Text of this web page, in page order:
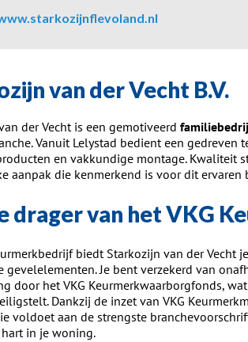
van der Vecht B.V.
der Vecht is een gemotiveerd
Vanuit Lelystad bedient een
en vakkundige montage. Kwaliteit
aanpak die kenmerkend is voor dit ervaren
drager van het VKG
biedt Starkozijn van der Vecht
gevelelementen. Je bent verzekerd van
door het VKG Keurmerkwaarborgfonds,
Dankzij de inzet van VKG
voldoet aan de strengste
in je woning.